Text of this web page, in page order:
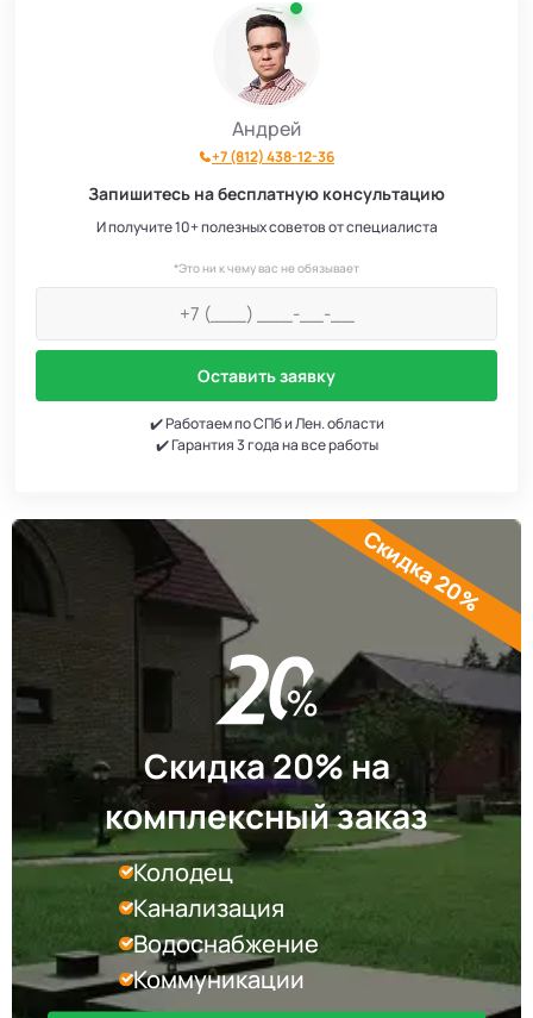
Андрей
+7 (812) 438-12-36
Запишитесь на бесплатную консультацию
И получите 10+ полезных советов от специалиста
*Это ни к чему вас не обязывает
Оставить заявку
✔️ Работаем по СПб и Лен. области
✔️ Гарантия 3 года на все работы
Скидка 20% на
комплексный заказ
Колодец
Канализация
Водоснабжение
Коммуникации
Скидка 20%